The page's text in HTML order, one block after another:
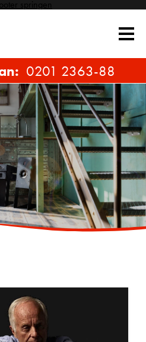
springen
0201 2363-88